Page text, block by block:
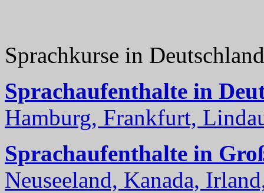
Sprachkurse in
Sprachaufenthalte in
Hamburg, Frankfurt,
Sprachaufenthalte in
Neuseeland, Kanada,